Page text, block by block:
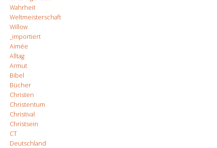
Wahrheit
Weltmeisterschaft
Willow
_importiert
Aimée
Alltag
Armut
Bibel
Bücher
Christen
Christentum
Christival
Christsein
CT
Deutschland